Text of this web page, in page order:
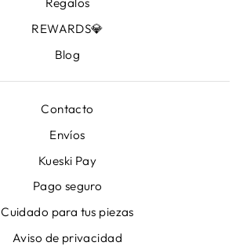
Regalos
REWARDS💎
Blog
Contacto
Envíos
Kueski Pay
Pago seguro
Cuidado para tus piezas
Aviso de privacidad